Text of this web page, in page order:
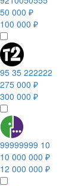
50 000 ₽
100 000 ₽
95 35 222222
275 000 ₽
300 000 ₽
99999999 10
10 000 000 ₽
12 000 000 ₽